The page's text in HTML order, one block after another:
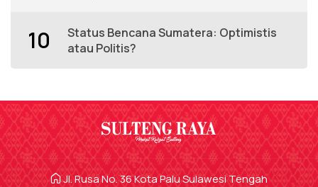
10
Status Bencana Sumatera: Optimistis
atau Politis?
Jl. Rusa No. 36 Kota Palu Sulawesi Tengah